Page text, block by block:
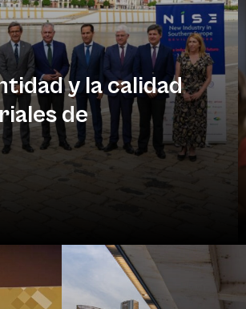
y la calidad
de